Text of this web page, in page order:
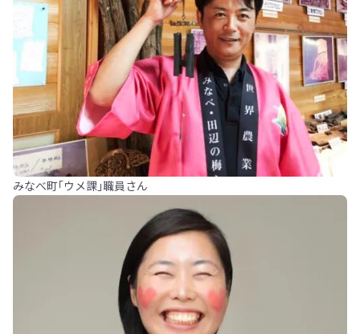
みなべ町｢ウメ課｣職員さん